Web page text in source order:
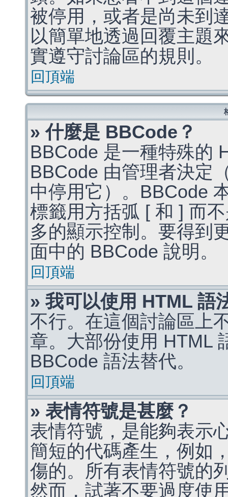
被停用，或者是尚未到
以簡單地透過回覆主題
實遵守討論區的規則。
回頂端
» 什麼是 BBCode？
BBCode 是一種特殊的
BBCode 由管理者決定
中停用它）。BBCode
標籤用方括弧 [ 和 ] 而
多的顯示控制。要得到
面中的 BBCode 說明。
回頂端
» 我可以使用 HTML 語
不行。在這個討論區上
章。大部份使用 HTML
BBCode 語法替代。
回頂端
» 表情符號是甚麼？
表情符號，是能夠表示
簡短的代碼產生，例如
傷的。所有表情符號的
然而，試著不要過度使